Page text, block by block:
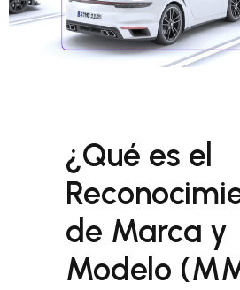
¿Qué es el
de Marca y
Modelo